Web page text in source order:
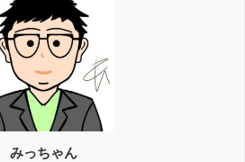
みっちゃん